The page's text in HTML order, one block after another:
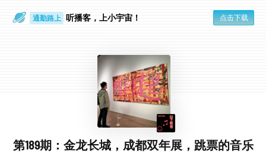
通勤路上 听播客，上小宇宙！ 点击下载
第189期：金龙长城，成都双年展，跳票的音乐